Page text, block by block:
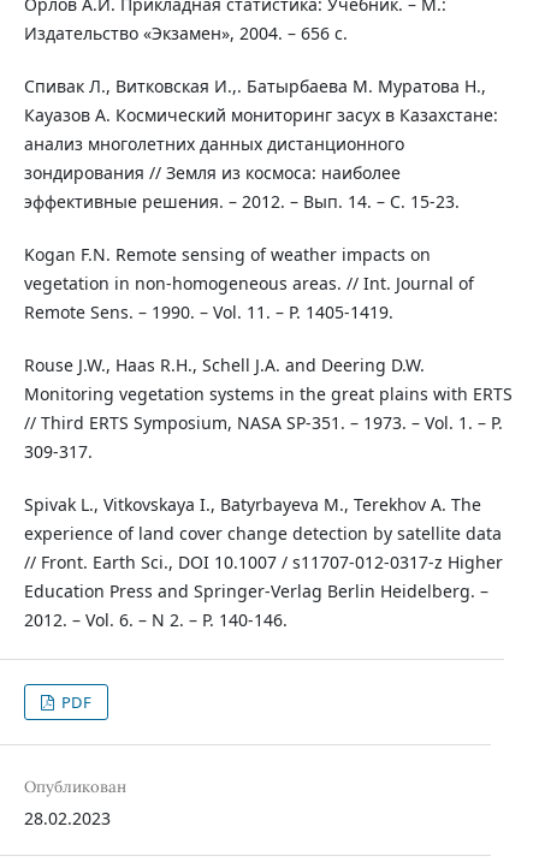
Издательство «Экзамен», 2004. – 656 с.
Спивак Л., Витковская И.,. Батырбаева М. Муратова Н.,
Кауазов А. Космический мониторинг засух в Казахстане:
анализ многолетних данных дистанционного
зондирования // Земля из космоса: наиболее
эффективные решения. – 2012. – Вып. 14. – С. 15-23.
Kogan F.N. Remote sensing of weather impacts on
vegetation in non-homogeneous areas. // Int. Journal of
Remote Sens. – 1990. – Vol. 11. – P. 1405-1419.
Rouse J.W., Haas R.H., Schell J.A. and Deering D.W.
Monitoring vegetation systems in the great plains with ERTS
// Third ERTS Symposium, NASA SP-351. – 1973. – Vol. 1. – P.
309-317.
Spivak L., Vitkovskaya I., Batyrbayeva M., Terekhov A. The
experience of land cover change detection by satellite data
// Front. Earth Sci., DOI 10.1007 / s11707-012-0317-z Higher
Education Press and Springer-Verlag Berlin Heidelberg. –
2012. – Vol. 6. – N 2. – P. 140-146.
PDF
Опубликован
28.02.2023